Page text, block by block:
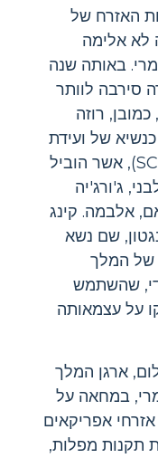
האזרח של
הפגנה לא אלימה
באותה שנה
סירבה לוותר
רוזה
מונה כנשיא של ועידת
המנהיגות הנוצרית הדרומית (SCLC), אשר הוביל
ג'ורג'יה
אלבמה. קינג
שם נשא
של המלך
שהשתמש
על עצמאותה
ארגן המלך
במחאה על
אפריקאים
תקנות מפלות,